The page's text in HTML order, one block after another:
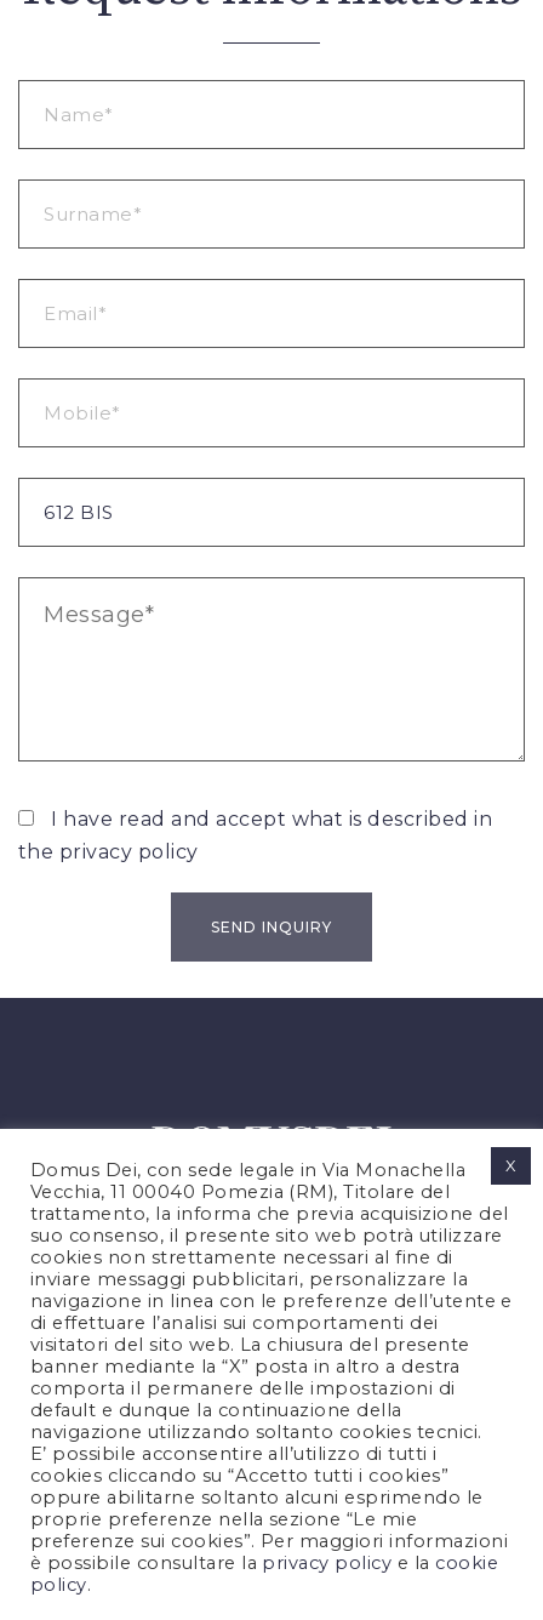
I have read and accept what is described in
the privacy policy
PRIVACY POLICY
COOKIES POLICY
LEGAL NOTES
CONTACTS
FOLLOW US
Domus Dei, con sede legale in Via Monachella
Vecchia, 11 00040 Pomezia (RM), Titolare del
trattamento, la informa che previa acquisizione del
suo consenso, il presente sito web potrà utilizzare
cookies non strettamente necessari al fine di
inviare messaggi pubblicitari, personalizzare la
navigazione in linea con le preferenze dell’utente e
di effettuare l’analisi sui comportamenti dei
visitatori del sito web. La chiusura del presente
banner mediante la “X” posta in altro a destra
comporta il permanere delle impostazioni di
default e dunque la continuazione della
navigazione utilizzando soltanto cookies tecnici.
E’ possibile acconsentire all’utilizzo di tutti i
cookies cliccando su “Accetto tutti i cookies”
oppure abilitarne soltanto alcuni esprimendo le
proprie preferenze nella sezione “Le mie
preferenze sui cookies”. Per maggiori informazioni
è possibile consultare la privacy policy e la cookie
policy.
X